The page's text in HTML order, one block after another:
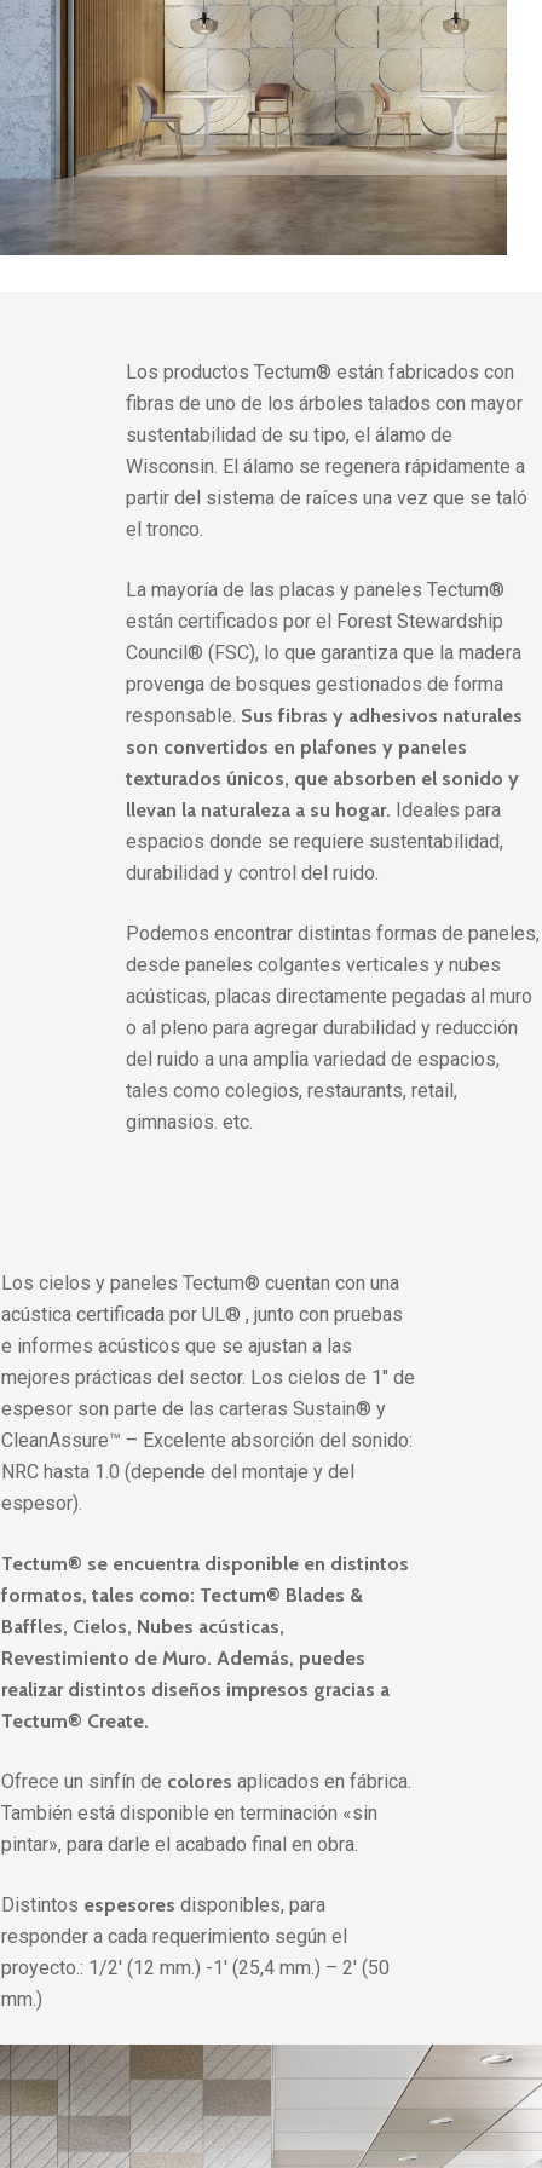
Los productos Tectum® están fabricados con
fibras de uno de los árboles talados con mayor
sustentabilidad de su tipo, el álamo de
Wisconsin. El álamo se regenera rápidamente a
partir del sistema de raíces una vez que se taló
el tronco.
La mayoría de las placas y paneles Tectum®
están certificados por el Forest Stewardship
Council® (FSC), lo que garantiza que la madera
provenga de bosques gestionados de forma
responsable. Sus fibras y adhesivos naturales
son convertidos en plafones y paneles
texturados únicos, que absorben el sonido y
llevan la naturaleza a su hogar. Ideales para
espacios donde se requiere sustentabilidad,
durabilidad y control del ruido.
Podemos encontrar distintas formas de paneles,
desde paneles colgantes verticales y nubes
acústicas, placas directamente pegadas al muro
o al pleno para agregar durabilidad y reducción
del ruido a una amplia variedad de espacios,
tales como colegios, restaurants, retail,
gimnasios. etc.
Los cielos y paneles Tectum® cuentan con una
acústica certificada por UL® , junto con pruebas
e informes acústicos que se ajustan a las
mejores prácticas del sector. Los cielos de 1″ de
espesor son parte de las carteras Sustain® y
CleanAssure™ – Excelente absorción del sonido:
NRC hasta 1.0 (depende del montaje y del
espesor).
Tectum® se encuentra disponible en distintos
formatos, tales como: Tectum® Blades &
Baffles, Cielos, Nubes acústicas,
Revestimiento de Muro. Además, puedes
realizar distintos diseños impresos gracias a
Tectum® Create.
Ofrece un sinfín de colores aplicados en fábrica.
También está disponible en terminación «sin
pintar», para darle el acabado final en obra.
Distintos espesores disponibles, para
responder a cada requerimiento según el
proyecto.: 1/2′ (12 mm.) -1′ (25,4 mm.) – 2′ (50
mm.)